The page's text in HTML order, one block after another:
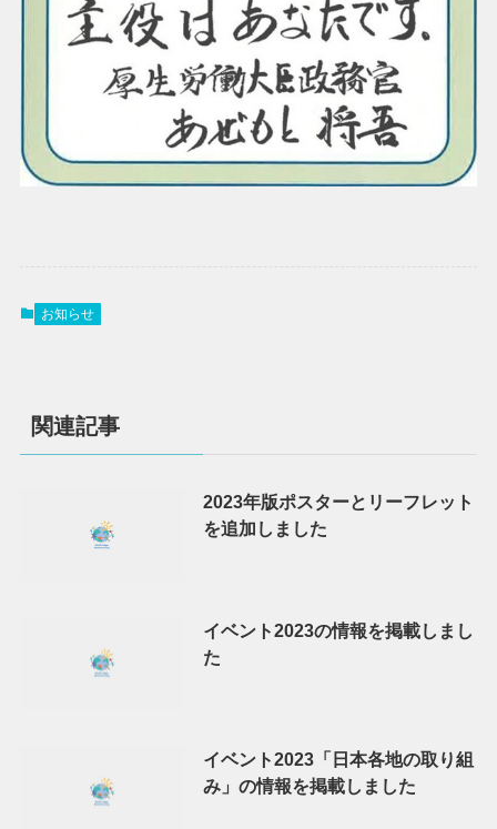
お知らせ
関連記事
2023年版ポスターとリーフレット
を追加しました
イベント2023の情報を掲載しまし
た
イベント2023「日本各地の取り組
み」の情報を掲載しました